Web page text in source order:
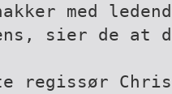
med
sier de at
regissør